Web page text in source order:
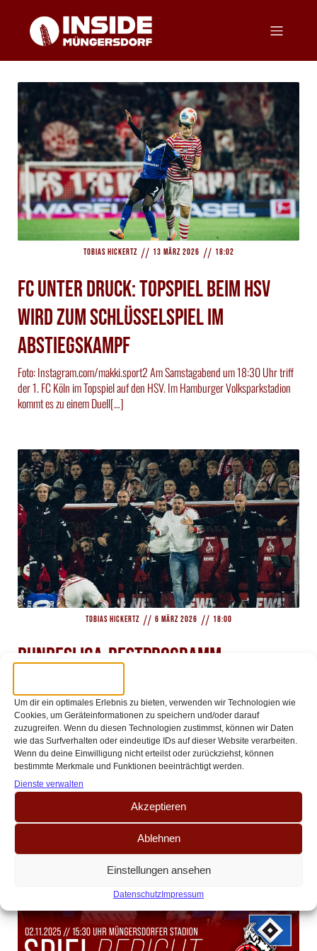
Um dir ein optimales Erlebnis zu bieten, verwenden wir Technologien wie
Cookies, um Geräteinformationen zu speichern und/oder darauf
zuzugreifen. Wenn du diesen Technologien zustimmst, können wir Daten
wie das Surfverhalten oder eindeutige IDs auf dieser Website verarbeiten.
Wenn du deine Einwilligung nicht erteilst oder zurückziehst, können
bestimmte Merkmale und Funktionen beeinträchtigt werden.
Dienste verwalten
Akzeptieren
Ablehnen
Einstellungen ansehen
DatenschutzImpressum
Tobias Hickertz // 13 März 2026 // 18:02
FC unter Druck: Topspiel beim HSV
wird zum Schlüsselspiel im
Abstiegskampf
Foto: Instagram.com/makki.sport2 Am Samstagabend um 18:30 Uhr triff
der 1. FC Köln im Topspiel auf den HSV. Im Hamburger Volksparkstadion
kommt es zu einem Duell[…]
Tobias Hickertz // 6 März 2026 // 18:00
Bundesliga-Restprogramm –
Wochen
FOTO: Instagram.com/makki.sport2 8 Punkte aus den letzten 10 Spielen –
nur noch 2 Punkte Vorsprung auf den Relegationsplatz –
herausforderndes Restprogramm – die Stimmung kippt:[…]